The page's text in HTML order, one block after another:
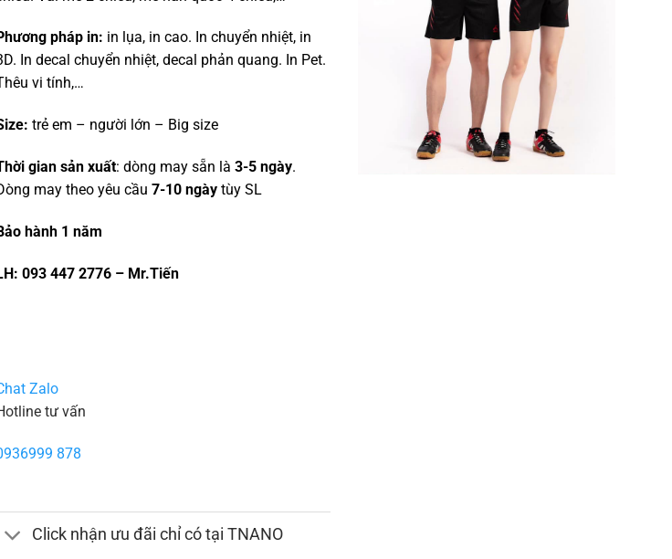
pháp in: in lụa, in cao. In chuyển nhiệt, in
In decal chuyển nhiệt, decal phản quang. In Pet.
vi tính,…
trẻ em – người lớn – Big size
gian sản xuất: dòng may sẵn là 3-5 ngày.
may theo yêu cầu 7-10 ngàytùy SL
hành 1 năm
093 447 2776 – Mr.Tiến
Zalo
tư vấn
878
Click nhận ưu đãi chỉ có tại TNANO